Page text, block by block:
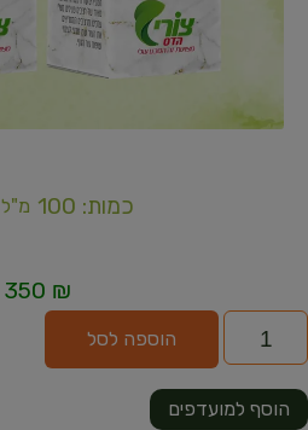
כמות: 100 מ"ל
350 ₪
הוספה לסל
הוסף למועדפים